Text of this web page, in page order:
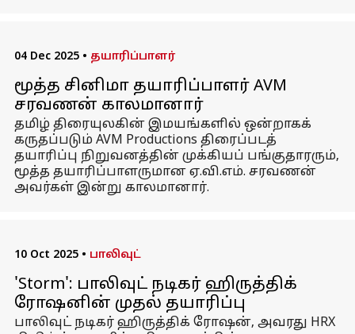
04 Dec 2025 • தயாரிப்பாளர்
மூத்த சினிமா தயாரிப்பாளர் AVM
சரவணன் காலமானார்
தமிழ் திரையுலகின் இமயங்களில் ஒன்றாகக்
கருதப்படும் AVM Productions திரைப்படத்
தயாரிப்பு நிறுவனத்தின் முக்கியப் பங்குதாரரும்,
மூத்த தயாரிப்பாளருமான ஏ.வி.எம். சரவணன்
அவர்கள் இன்று காலமானார்.
10 Oct 2025 • பாலிவுட்
'Storm': பாலிவுட் நடிகர் ஹிருத்திக்
ரோஷனின் முதல் தயாரிப்பு
பாலிவுட் நடிகர் ஹிருத்திக் ரோஷன், அவரது HRX